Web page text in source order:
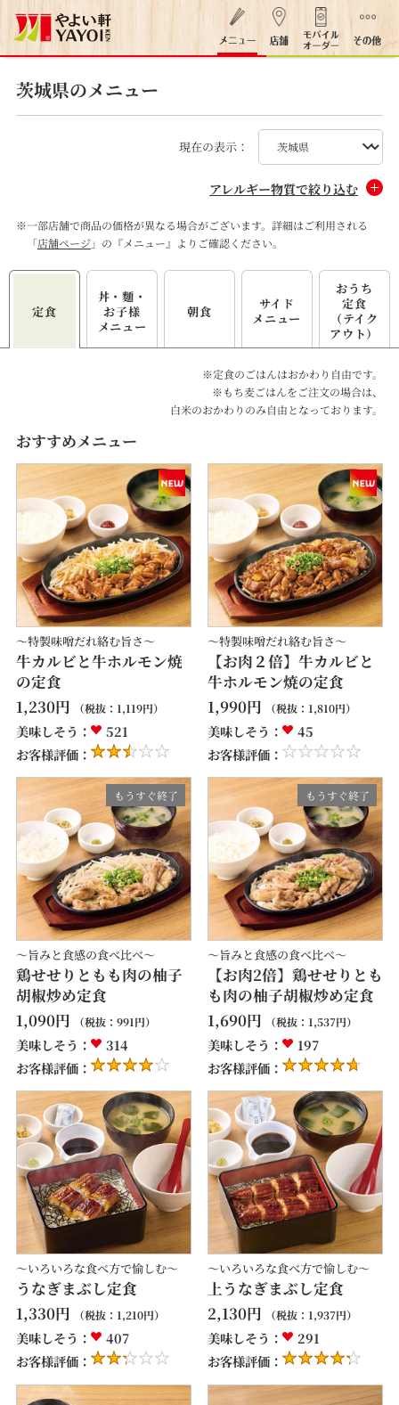
茨城県のメニュー
現在の表示：
アレルギー物質で絞り込む
※一部店舗で商品の価格が異なる場合がございます。詳細はご利用される
「店舗ページ 」の『メニュー』よりご確認ください。
定食
丼・麵・
お子様
メニュー
朝食
サイド
メニュー
おうち
定食
（テイク
アウト）
※定食のごはんはおかわり自由です。
※もち麦ごはんをご注文の場合は、
白米のおかわりのみ自由となっております。
おすすめメニュー
～特製味噌だれ絡む旨さ～
牛カルビと牛ホルモン焼
の定食
1,230円 （税抜： 1,119円）
美味しそう：
521
お客様評価：
～特製味噌だれ絡む旨さ～
【お肉２倍】牛カルビと
牛ホルモン焼の定食
1,990円 （税抜： 1,810円）
美味しそう：
45
お客様評価：
もうすぐ終了
～旨みと食感の食べ比べ～
鶏せせりともも肉の柚子
胡椒炒め定食
1,090円 （税抜： 991円）
美味しそう：
314
お客様評価：
もうすぐ終了
～旨みと食感の食べ比べ～
【お肉2倍】鶏せせりとも
も肉の柚子胡椒炒め定食
1,690円 （税抜： 1,537円）
美味しそう：
197
お客様評価：
～いろいろな食べ方で愉しむ～
うなぎまぶし定食
1,330円 （税抜： 1,210円）
美味しそう：
407
お客様評価：
～いろいろな食べ方で愉しむ～
上うなぎまぶし定食
2,130円 （税抜： 1,937円）
美味しそう：
291
お客様評価：